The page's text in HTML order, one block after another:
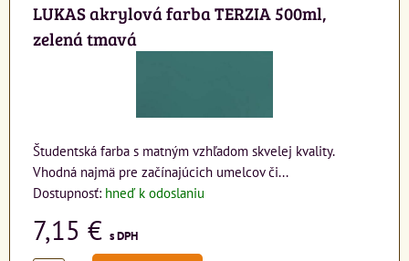
LUKAS akrylová farba TERZIA 500ml,
zelená tmavá
Študentská farba s matným vzhľadom skvelej kvality.
Vhodná najmä pre začínajúcich umelcov či...
Dostupnosť: hneď k odoslaniu
7,15 € s DPH